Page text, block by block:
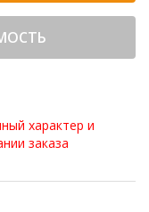
характер и
заказа